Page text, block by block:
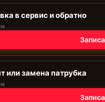
в сервис и обратно
или замена патрубка